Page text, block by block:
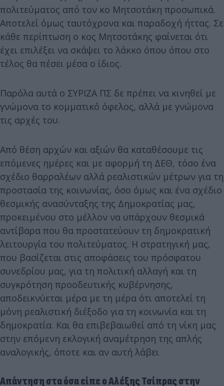
πολιτεύματος από τον κο Μητσοτάκη προσωπικά.
Αποτελεί όμως ταυτόχρονα και παραδοχή ήττας. Σε
κάθε περίπτωση ο κος Μητσοτάκης φαίνεται ότι
έχει επιλέξει να σκάψει το λάκκο όπου όπου στο
τέλος θα πέσει μέσα ο ίδιος.
Παρόλα αυτά ο ΣΥΡΙΖΑ ΠΣ δε πρέπει να κινηθεί με
γνώμονα το κομματικό όφελος, αλλά με γνώμονα
τις αρχές του.
Από θέση αρχών και αξιών θα καταθέσουμε τις
επόμενες ημέρες και με αφορμή τη ΔΕΘ, τόσο ένα
σχέδιο θαρραλέων αλλά ρεαλιστικών μέτρων για τη
προστασία της κοινωνίας, όσο όμως και ένα σχέδιο
θεσμικής ανασύνταξης της Δημοκρατίας μας,
προκειμένου στο μέλλον να υπάρχουν θεσμικά
αντίβαρα που θα προστατεύουν τη δημοκρατική
λειτουργία του πολιτεύματος. Η στρατηγική μας,
που βασίζεται στις αποφάσεις του πρόσφατου
συνεδρίου μας, για τη πολιτική αλλαγή και τη
συγκρότηση προοδευτικής κυβέρνησης,
αποδεικνύεται μέρα με τη μέρα ότι αποτελεί τη
μόνη ρεαλιστική διέξοδο για τη κοινωνία και τη
δημοκρατία. Και θα επιβεβαιωθεί από τη νίκη μας
στην επόμενη εκλογική αναμέτρηση της απλής
αναλογικής, όποτε και αν αυτή λάβει
Απάντηση στα όσα είπε ο Αλέξης Τσίπρας στην